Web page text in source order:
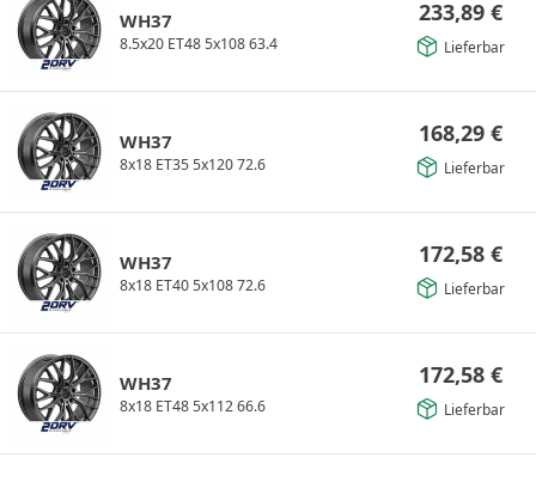
WH37
8.5x20 ET48 5x108 63.4
233,89 €
Lieferbar
WH37
8x18 ET35 5x120 72.6
168,29 €
Lieferbar
WH37
8x18 ET40 5x108 72.6
172,58 €
Lieferbar
WH37
8x18 ET48 5x112 66.6
172,58 €
Lieferbar